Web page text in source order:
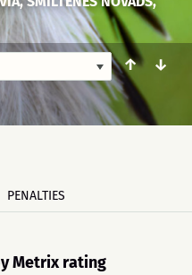
↑ ↓
PENALTIES
Metrix rating